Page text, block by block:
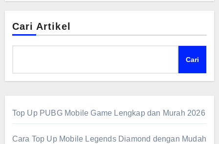
Cari Artikel
Cari
Top Up PUBG Mobile Game Lengkap dan Murah 2026
Cara Top Up Mobile Legends Diamond dengan Mudah